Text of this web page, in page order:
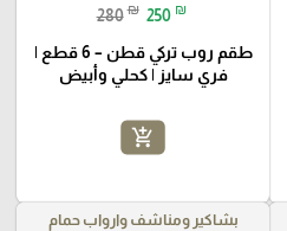
280 ₪ 250 ₪
طقم روب تركي قطن – 6 قطع |
فري سايز | كحلي وأبيض
add_shopping_cart
بشاكير ومناشف وارواب حمام